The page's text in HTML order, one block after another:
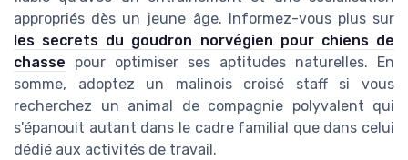
appropriés dès un jeune âge. Informez-vous plus sur
les secrets du goudron norvégien pour chiens de
chasse pour optimiser ses aptitudes naturelles. En
somme, adoptez un malinois croisé staff si vous
recherchez un animal de compagnie polyvalent qui
s'épanouit autant dans le cadre familial que dans celui
dédié aux activités de travail.